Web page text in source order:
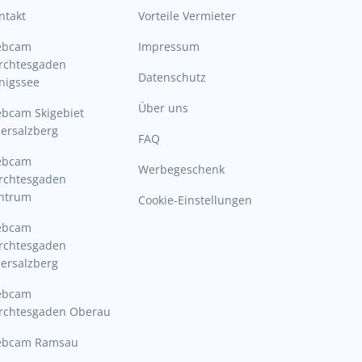
Skigebiet
Oberau
Ramsau
Vorteile Vermieter
Impressum
Datenschutz
Über uns
FAQ
Werbegeschenk
Cookie-Einstellungen